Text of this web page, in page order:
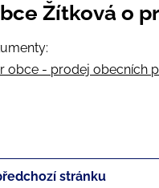
Žítková o
obce - prodej obecních
stránku